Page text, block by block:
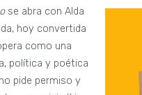
se abra con Alda
hoy convertida
como una
política y poética
pide permiso y